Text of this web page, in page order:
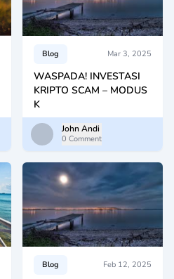
Blog Mar 3, 2025
WASPADA! INVESTASI
KRIPTO SCAM – MODUS
K
John Andi
0 Comment
Blog Feb 12, 2025